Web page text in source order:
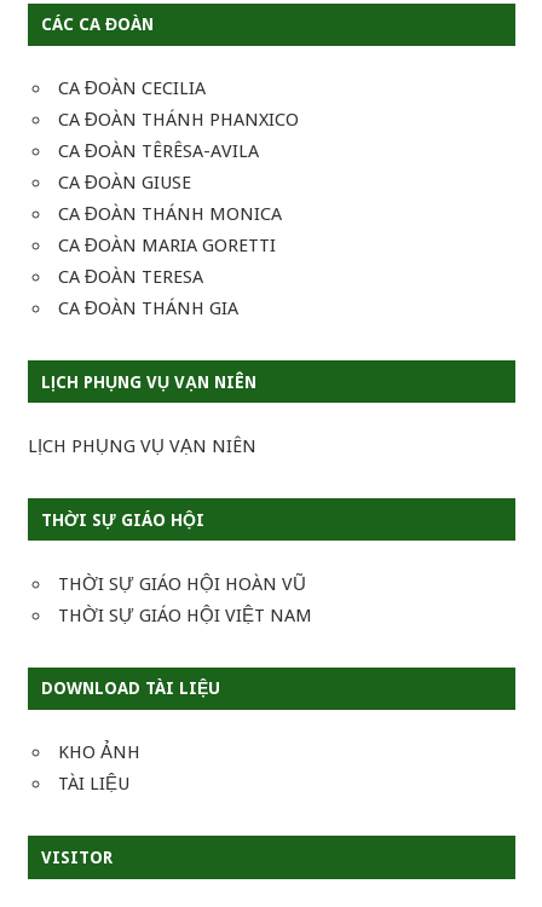
CÁC CA ĐOÀN
CA ĐOÀN CECILIA
CA ĐOÀN THÁNH PHANXICO
CA ĐOÀN TÊRÊSA-AVILA
CA ĐOÀN GIUSE
CA ĐOÀN THÁNH MONICA
CA ĐOÀN MARIA GORETTI
CA ĐOÀN TERESA
CA ĐOÀN THÁNH GIA
LỊCH PHỤNG VỤ VẠN NIÊN
LỊCH PHỤNG VỤ VẠN NIÊN
THỜI SỰ GIÁO HỘI
THỜI SỰ GIÁO HỘI HOÀN VŨ
THỜI SỰ GIÁO HỘI VIỆT NAM
DOWNLOAD TÀI LIỆU
KHO ẢNH
TÀI LIỆU
VISITOR